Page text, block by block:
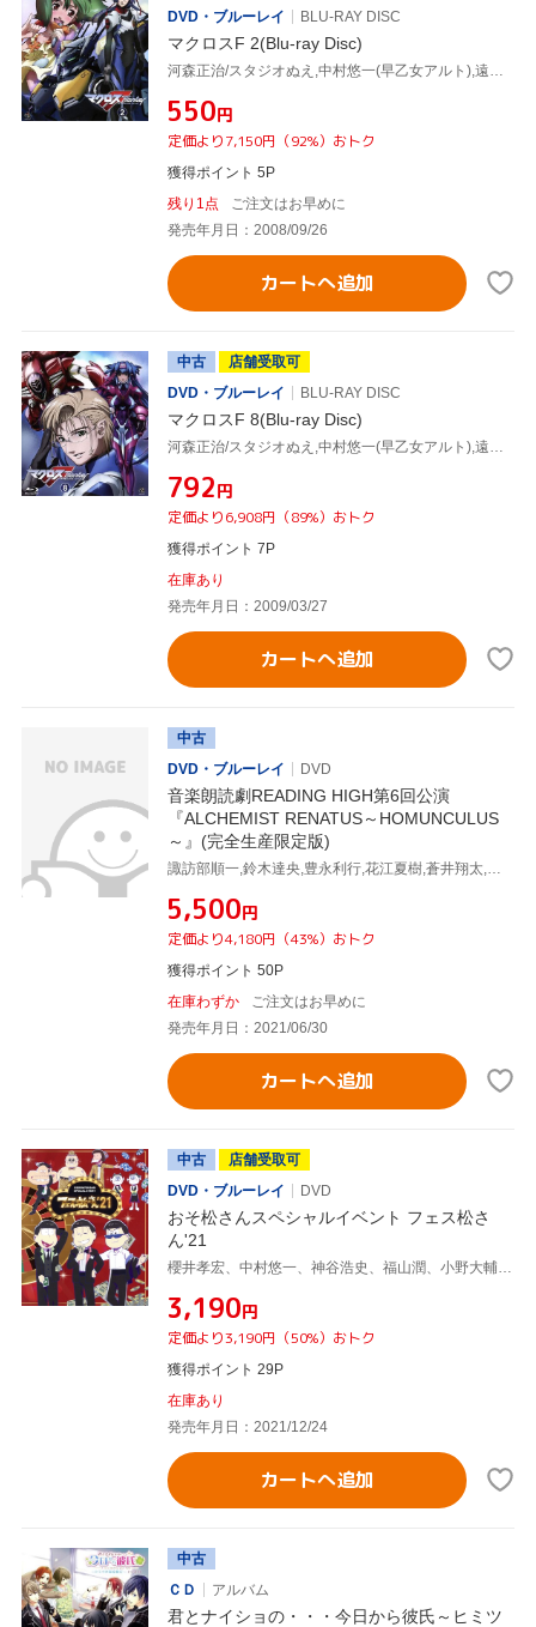
DVD・ブルーレイ BLU-RAY DISC
マクロスF 2(Blu-ray Disc)
¥550円
定価より7,150円（92%）おトク
獲得ポイント 5P
残り1点
ご注文はお早めに
発売年月日：2008/09/26
カートへ追加
中古
店舗受取可
DVD・ブルーレイ
BLU-RAY DISC
マクロスF 8(Blu-ray Disc)
¥792円
定価より6,908円（89%）おトク
獲得ポイント 7P
在庫あり
発売年月日：2009/03/27
カートへ追加
中古
DVD・ブルーレイ
DVD
音楽朗読劇READING HIGH第6回公演
『ALCHEMIST RENATUS～HOMUNCULUS
～』(完全生産限定版)
¥5,500円
定価より4,180円（43%）おトク
獲得ポイント 50P
在庫わずか
ご注文はお早めに
発売年月日：2021/06/30
カートへ追加
中古
店舗受取可
DVD・ブルーレイ
DVD
おそ松さんスペシャルイベント フェス松さ
ん'21
櫻井孝宏、中村悠一、神谷浩史、福山潤、小野大輔、入野自由、遠藤綾、鈴村健一、國立幸、上田燿司、飛田展男
¥3,190円
定価より3,190円（50%）おトク
獲得ポイント 29P
在庫あり
発売年月日：2021/12/24
カートへ追加
中古
ＣＤ
アルバム
君とナイショの・・・今日から彼氏～ヒミツ